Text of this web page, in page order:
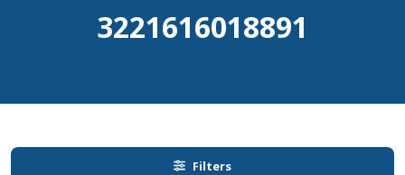
3221616018891
Filters